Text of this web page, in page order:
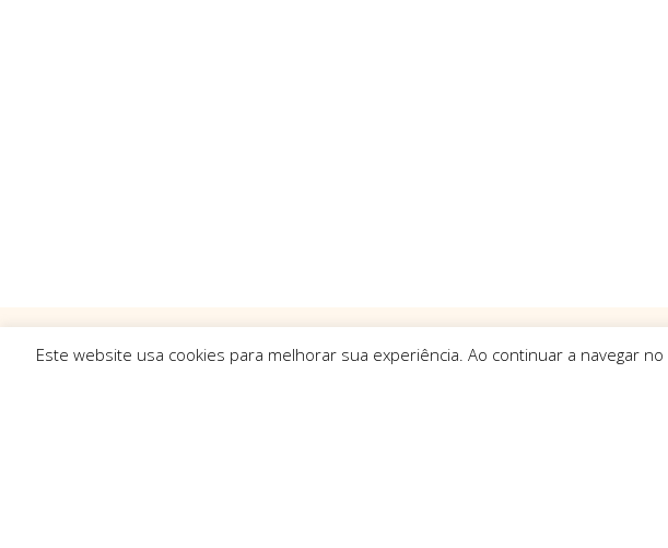
Este website usa cookies para melhorar sua experiência. Ao continuar a navegar